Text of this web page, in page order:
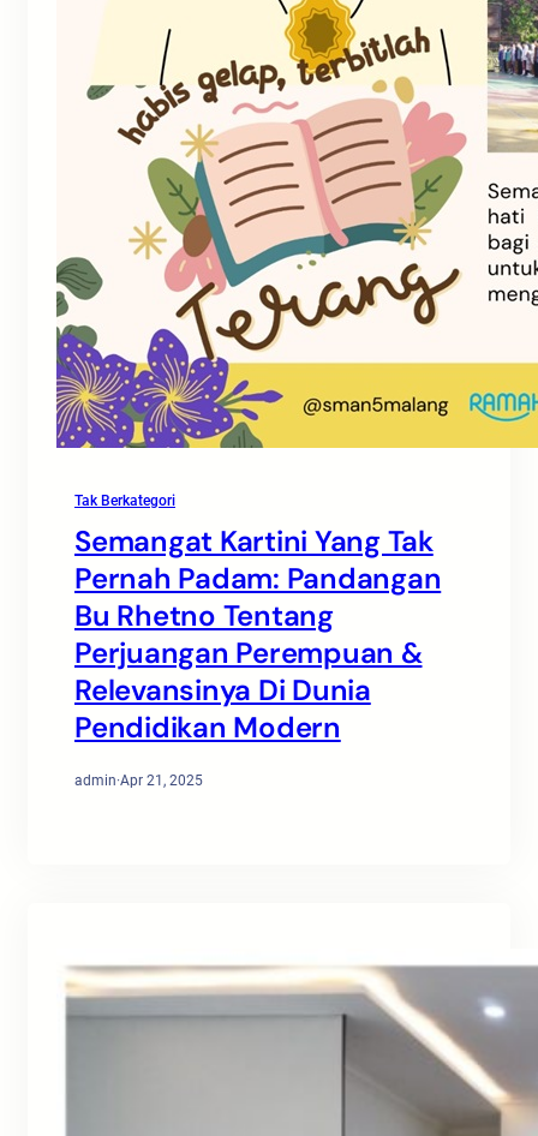
Tak Berkategori
Semangat Kartini Yang Tak
Pernah Padam: Pandangan
Bu Rhetno Tentang
Perjuangan Perempuan &
Relevansinya Di Dunia
Pendidikan Modern
admin·Apr 21, 2025